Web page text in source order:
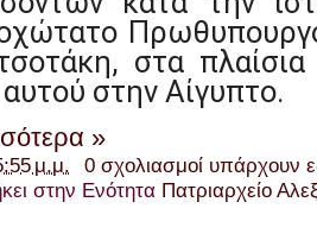
στα
στην Αίγυπτο.
»
μ.μ.
0 σχολιασμοί υπάρχουν
στην Ενότητα Πατριαρχείο